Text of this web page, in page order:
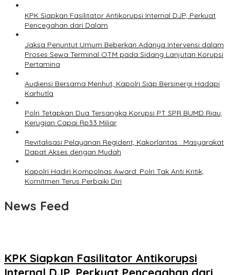
KPK Siapkan Fasilitator Antikorupsi Internal DJP, Perkuat
Pencegahan dari Dalam
Jaksa Penuntut Umum Beberkan Adanya Intervensi dalam
Proses Sewa Terminal OTM pada Sidang Lanjutan Korupsi
Pertamina
Audiensi Bersama Menhut, Kapolri Siap Bersinergi Hadapi
Karhutla
Polri Tetapkan Dua Tersangka Korupsi PT SPR BUMD Riau,
Kerugian Capai Rp33 Miliar
Revitalisasi Pelayanan Regident, Kakorlantas : Masyarakat
Dapat Akses dengan Mudah
Kapolri Hadiri Kompolnas Award: Polri Tak Anti Kritik,
Komitmen Terus Perbaiki Diri
News Feed
KPK Siapkan Fasilitator Antikorupsi